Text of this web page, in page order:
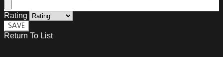
Rating
SAVE
Return To List